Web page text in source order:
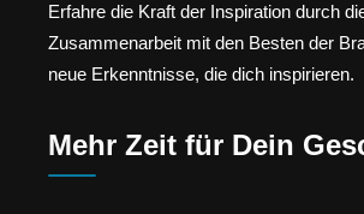
Erfahre die Kraft der Inspiration durch
Zusammenarbeit mit den Besten der
neue Erkenntnisse, die dich inspirieren.
Mehr Zeit für Dein